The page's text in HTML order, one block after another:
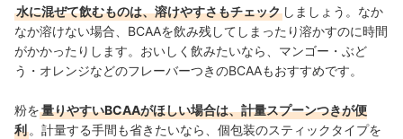
水に混ぜて飲むものは、溶けやすさもチェック しましょう。なか
なか溶けない場合、BCAAを飲み残してしまったり溶かすのに時間
がかかったりします。おいしく飲みたいなら、マンゴー・ぶど
う・オレンジなどのフレーバーつきのBCAAもおすすめです。
粉を量りやすいBCAAがほしい場合は、計量スプーンつきが便
利 。 計量する手間も省きたいなら、個包装のスティックタイプを